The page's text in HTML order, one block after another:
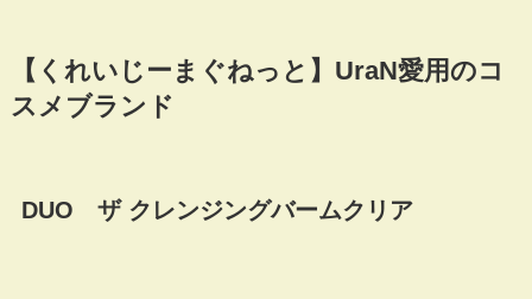
【くれいじーまぐねっと】UraN愛用のコ
スメブランド
DUO ザ クレンジングバームクリア